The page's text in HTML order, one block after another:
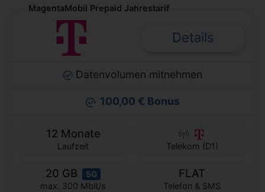
MagentaMobil Prepaid Jahrestarif
Details
Datenvolumen mitnehmen
100,00 € Bonus
12 Monate
Laufzeit Telekom (D1)
20 GB 5G
max. 300 Mbit/s
FLAT
Telefon & SMS